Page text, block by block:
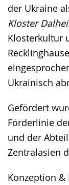
der Ukraine
Kloster
Klosterkultur
Ukrainisch
Gefördert
Förderlinie
und der
Zentralasien
Konzeption